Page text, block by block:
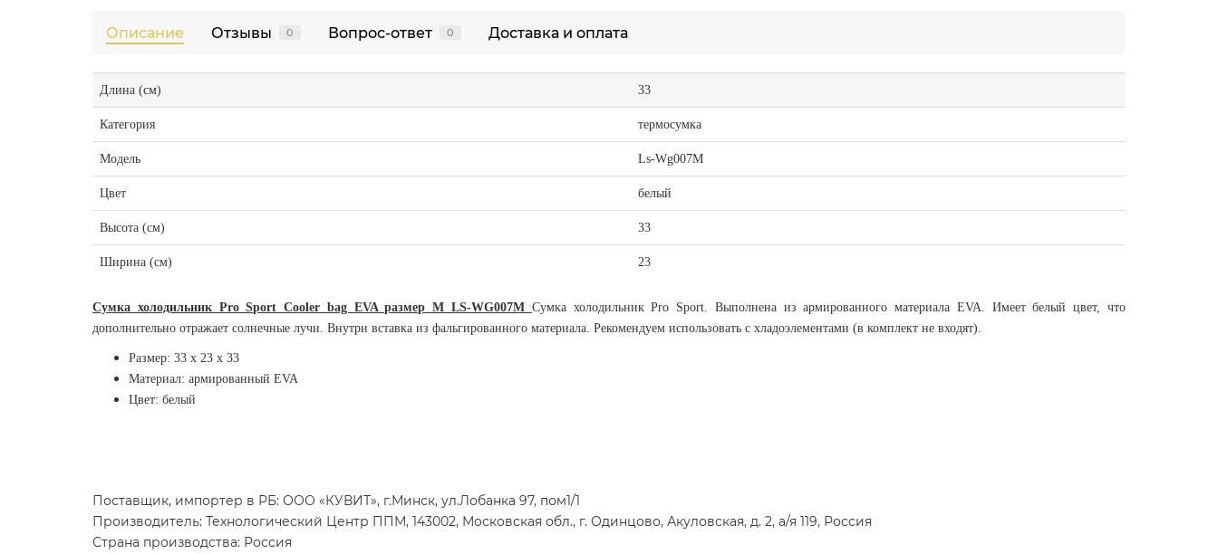
Описание Отзывы 0 Вопрос-ответ 0 Доставка и оплата
Длина (см) 33
Категория термосумка
Модель Ls-Wg007М
Цвет белый
Высота (см) 33
Ширина (см) 23
Сумка холодильник Pro Sport Cooler bag EVA размер М LS-WG007М Сумка холодильник Pro Sport. Выполнена из армированного материала EVA. Имеет белый цвет, что
дополнительно отражает солнечные лучи. Внутри вставка из фальгированного материала. Рекомендуем использовать с хладоэлементами (в комплект не входят).
Размер: 33 х 23 х 33
Материал: армированный EVA
Цвет: белый
Поставщик, импортер в РБ: ООО «КУВИТ», г.Минск, ул.Лобанка 97, пом1/1
Производитель: Технологический Центр ППМ, 143002, Московская обл., г. Одинцово, Акуловская, д. 2, а/я 119, Россия
Страна производства: Россия